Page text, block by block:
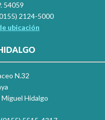
54059
2124-5000
ubicación
N.32
Hidalgo